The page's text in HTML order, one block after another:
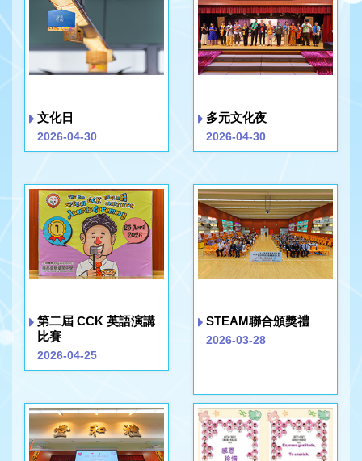
文化日
2026-04-30
多元文化夜
2026-04-30
第二屆 CCK 英語演講
比賽
2026-04-25
STEAM聯合頒獎禮
2026-03-28